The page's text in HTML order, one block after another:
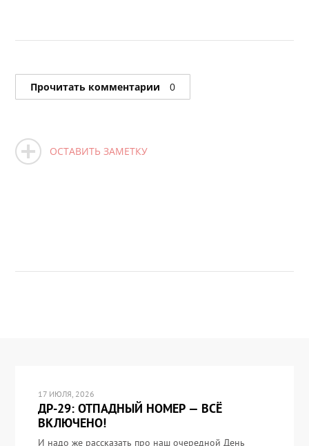
Прочитать комментарии 0
ОСТАВИТЬ ЗАМЕТКУ
17 ИЮЛЯ, 2026
ДР-29: ОТПАДНЫЙ НОМЕР — ВСЁ
ВКЛЮЧЕНО!
И надо же рассказать про наш очередной День